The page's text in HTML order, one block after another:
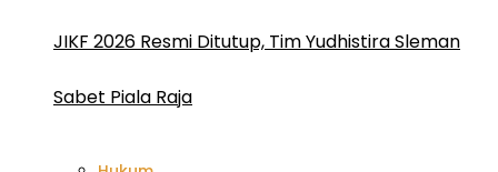
JIKF 2026 Resmi Ditutup, Tim Yudhistira Sleman
Sabet Piala Raja